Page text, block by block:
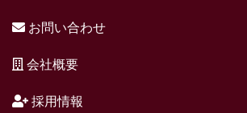
お問い合わせ
会社概要
採用情報